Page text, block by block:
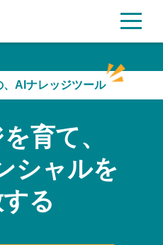
、AIナレッジツール
育て、
シャルを
る